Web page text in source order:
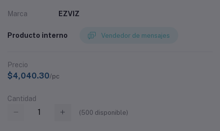
Marca EZVIZ
Producto interno Vendedor de mensajes
Precio
$4,040.30/pc
Cantidad
(500 disponible)